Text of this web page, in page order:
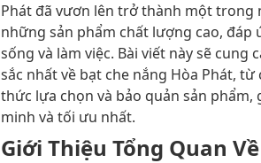
Phát đã vươn lên trở thành một
những sản phẩm chất lượng cao,
sống và làm việc. Bài viết này sẽ cung
sắc nhất về bạt che nắng Hòa Phát,
thức lựa chọn và bảo quản sản
minh và tối ưu nhất.
Giới Thiệu Tổng Quan